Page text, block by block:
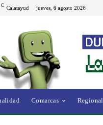
C Calatayud jueves, 6 agosto 2026
Comarcas Regional